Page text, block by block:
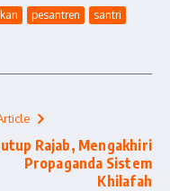
pesantren santri
Rajab, Mengakhiri
Propaganda Sistem
Khilafah